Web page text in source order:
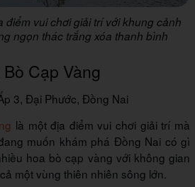
điểm vui chơi giải trí với khung cảnh
ngọn thác trắng xóa thanh bình
Cạp Vàng
3, Đại Phước, Đồng Nai
là một địa điểm vui chơi giải trí mà
muốn khám phá Đồng Nai có gì
hoa bò cạp vàng với không gian
một vùng thiên nhiên sông lớn.